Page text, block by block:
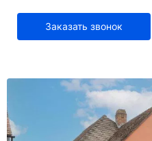
Заказать звонок